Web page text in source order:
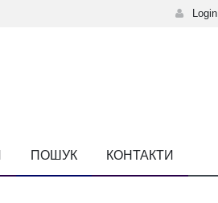
Login
ПОШУК КОНТАКТИ